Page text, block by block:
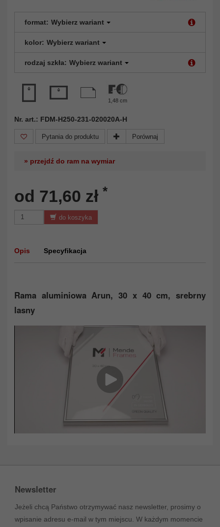
format: Wybierz wariant
kolor: Wybierz wariant
rodzaj szkła: Wybierz wariant
1,48 cm
Nr. art.: FDM-H250-231-020020A-H
Pytania do produktu Porównaj
» przejdź do ram na wymiar
od 71,60 zł *
do koszyka
Opis Specyfikacja
Rama aluminiowa Arun, 30 x 40 cm, srebrny
lasny
Newsletter
Jeżeli chcą Państwo otrzymywać nasz newsletter, prosimy o
wpisanie adresu e-mail w tym miejscu. W każdym momencie